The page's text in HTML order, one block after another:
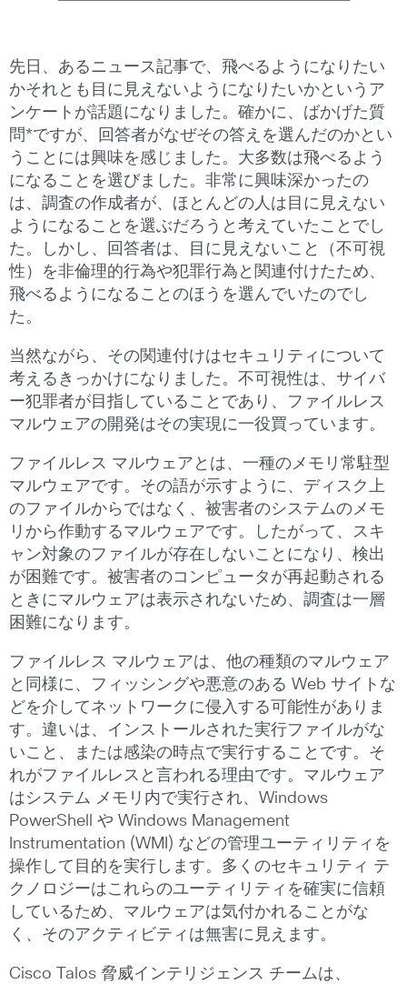
先日、あるニュース記事で、飛べるようになりたい
かそれとも目に見えないようになりたいかというア
ンケートが話題になりました。確かに、ばかげた質
問*ですが、回答者がなぜその答えを選んだのかとい
うことには興味を感じました。大多数は飛べるよう
になることを選びました。非常に興味深かったの
は、調査の作成者が、ほとんどの人は目に見えない
ようになることを選ぶだろうと考えていたことでし
た。しかし、回答者は、目に見えないこと（不可視
性）を非倫理的行為や犯罪行為と関連付けたため、
飛べるようになることのほうを選んでいたのでし
た。
当然ながら、その関連付けはセキュリティについて
考えるきっかけになりました。不可視性は、サイバ
ー犯罪者が目指していることであり、ファイルレス
マルウェアの開発はその実現に一役買っています。
ファイルレス マルウェアとは、一種のメモリ常駐型
マルウェアです。その語が示すように、ディスク上
のファイルからではなく、被害者のシステムのメモ
リから作動するマルウェアです。したがって、スキ
ャン対象のファイルが存在しないことになり、検出
が困難です。被害者のコンピュータが再起動される
ときにマルウェアは表示されないため、調査は一層
困難になります。
ファイルレス マルウェアは、他の種類のマルウェア
と同様に、フィッシングや悪意のある Web サイトな
どを介してネットワークに侵入する可能性がありま
す。違いは、インストールされた実行ファイルがな
いこと、または感染の時点で実行することです。そ
れがファイルレスと言われる理由です。マルウェア
はシステム メモリ内で実行され、Windows
PowerShell や Windows Management
Instrumentation (WMI) などの管理ユーティリティを
操作して目的を実行します。多くのセキュリティ テ
クノロジーはこれらのユーティリティを確実に信頼
しているため、マルウェアは気付かれることがな
く、そのアクティビティは無害に見えます。
Cisco Talos 脅威インテリジェンス チームは、